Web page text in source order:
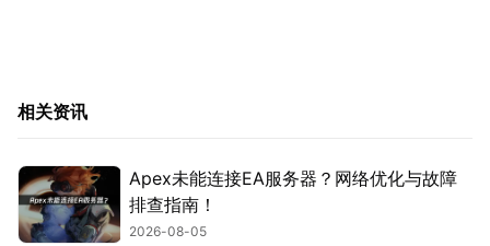
相关资讯
Apex未能连接EA服务器？网络优化与故障
排查指南！
2026-08-05